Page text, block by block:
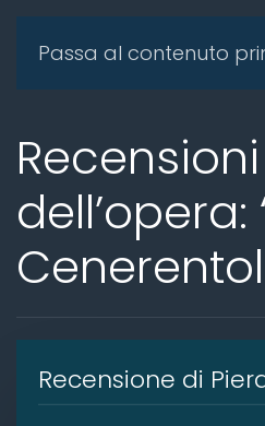
Passa al contenuto
Recensioni
dell’opera:
Recensione di